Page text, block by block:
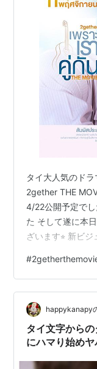
タイ大人気のド
2gether THE
4/22公開予定で
た そして遂に本
ざいます⭐︎ 新ビ
の新ビジュアルイ
ー 色トレス、仕
2gether THE
2getherメンバー
#
happykanapy
タイ文字から
にハマり始めヤ